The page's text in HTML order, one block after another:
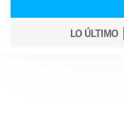
LO ÚLTIMO